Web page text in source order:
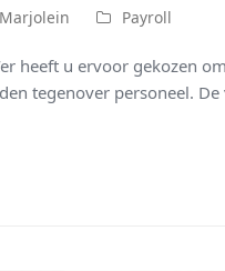
Marjolein Payroll
heeft u ervoor gekozen
tegenover personeel.